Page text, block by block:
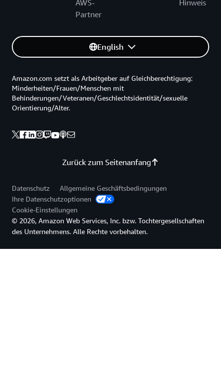
AWS-
Partner
Hinweis
English
Zurück zum Seitenanfang
Amazon.com setzt als Arbeitgeber auf Gleichberechtigung:
Minderheiten/Frauen/Menschen mit
Behinderungen/Veteranen/Geschlechtsidentität/sexuelle
Orientierung/Alter.
Datenschutz
Allgemeine Geschäftsbedingungen
Ihre Datenschutzoptionen
Cookie-Einstellungen
© 2026, Amazon Web Services, Inc. bzw. Tochtergesellschaften
des Unternehmens. Alle Rechte vorbehalten.